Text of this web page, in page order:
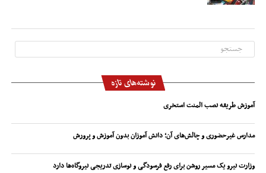
نوشته‌های تازه
آموزش طریقه نصب المنت استخری
مدارس غیرحضوری و چالش‌های آن؛ دانش آموزان بدون آموزش و پرورش
وزارت نیرو یک مسیر روشن برای رفع فرسودگی و نوسازی تدریجی نیروگاه‌ها دارد